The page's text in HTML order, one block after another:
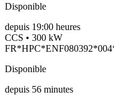
Disponible
depuis 19:00 heures
CCS • 300 kW
Disponible
depuis 56 minutes